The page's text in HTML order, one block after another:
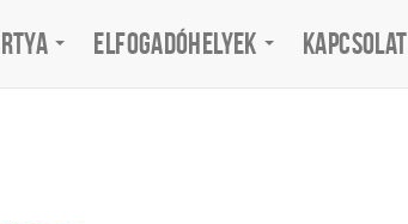
Elfogadóhelyek Kapcsolat